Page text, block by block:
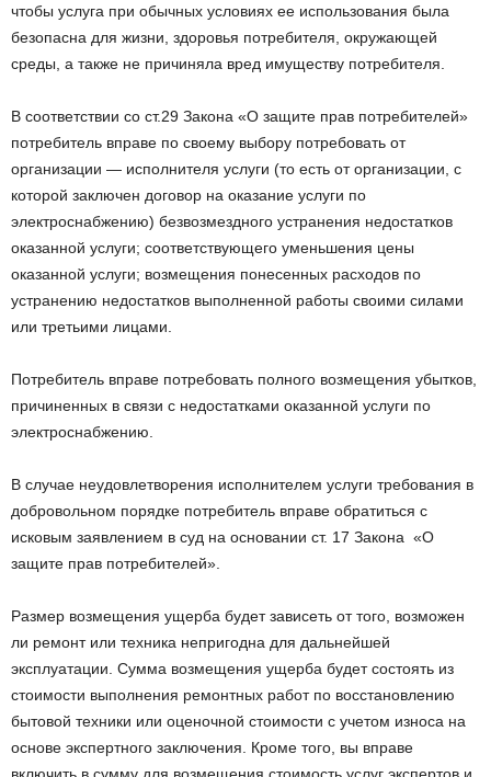
чтобы услуга при обычных условиях ее использования была
безопасна для жизни, здоровья потребителя, окружающей
среды, а также не причиняла вред имуществу потребителя.
В соответствии со ст.29 Закона «О защите прав потребителей»
потребитель вправе по своему выбору потребовать от
организации — исполнителя услуги (то есть от организации, с
которой заключен договор на оказание услуги по
электроснабжению) безвозмездного устранения недостатков
оказанной услуги; соответствующего уменьшения цены
оказанной услуги; возмещения понесенных расходов по
устранению недостатков выполненной работы своими силами
или третьими лицами.
Потребитель вправе потребовать полного возмещения убытков,
причиненных в связи с недостатками оказанной услуги по
электроснабжению.
В случае неудовлетворения исполнителем услуги требования в
добровольном порядке потребитель вправе обратиться с
исковым заявлением в суд на основании ст. 17 Закона «О
защите прав потребителей».
Размер возмещения ущерба будет зависеть от того, возможен
ли ремонт или техника непригодна для дальнейшей
эксплуатации. Сумма возмещения ущерба будет состоять из
стоимости выполнения ремонтных работ по восстановлению
бытовой техники или оценочной стоимости с учетом износа на
основе экспертного заключения. Кроме того, вы вправе
включить в сумму для возмещения стоимость услуг экспертов и